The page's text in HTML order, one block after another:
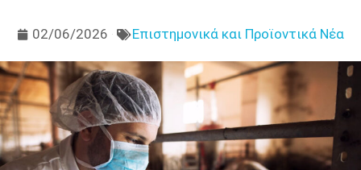
02/06/2026 Επιστημονικά και Προϊοντικά Νέα